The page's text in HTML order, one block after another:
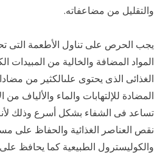
والتقليل من مضاعفاته.
يجب الحرص على تناول الأطعمة التى
المواد المضافة والخالية من المبيدات
الغذائى الذى يحتوى علىالكثير من
المضادة للإلتهابات والماء والألياف من
تساعد فى الشفاء بشكل أسرع وذلك
نقص العناصر الغذائية والحفاظ على
والكوليسترول الطبيعية كما يحافظ على